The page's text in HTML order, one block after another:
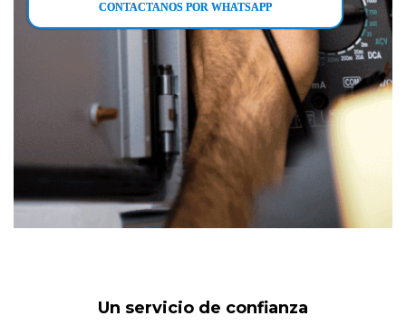
CONTACTANOS POR WHATSAPP
Un servicio de confianza